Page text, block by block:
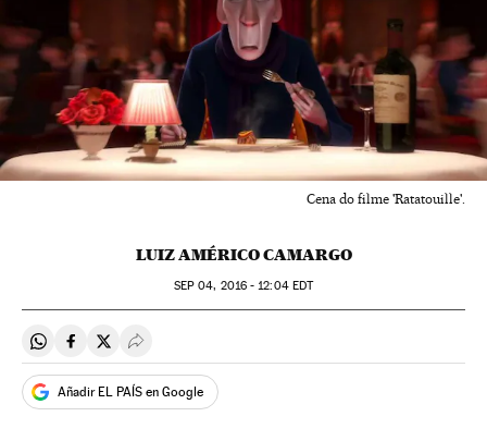
Cena do filme 'Ratatouille'.
LUIZ AMÉRICO CAMARGO
SEP 04, 2016 - 12:04EDT
Compartir en Whatsapp
Compartir en Facebook
Compartir en Twitter
Desplegar Redes Sociales
Añadir EL PAÍS en Google